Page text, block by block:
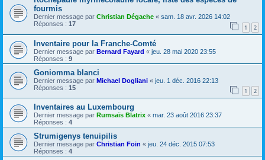
fourmis
Dernier message par Christian Dégache « sam. 18 avr. 2026 14:02
Réponses : 17 1 2
Inventaire pour la Franche-Comté
Dernier message par Bernard Fayard « jeu. 28 mai 2020 23:55
Réponses : 9
Goniomma blanci
Dernier message par Michael Dogliani « jeu. 1 déc. 2016 22:13
Réponses : 15 1 2
Inventaires au Luxembourg
Dernier message par Rumsaïs Blatrix « mar. 23 août 2016 23:37
Réponses : 4
Strumigenys tenuipilis
Dernier message par Christian Foin « jeu. 24 déc. 2015 07:53
Réponses : 4